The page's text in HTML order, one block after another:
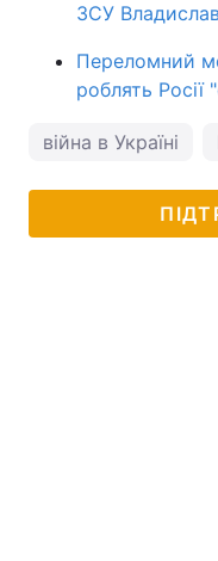
ЗСУ
Переломний
роблять Росії
війна в Україні